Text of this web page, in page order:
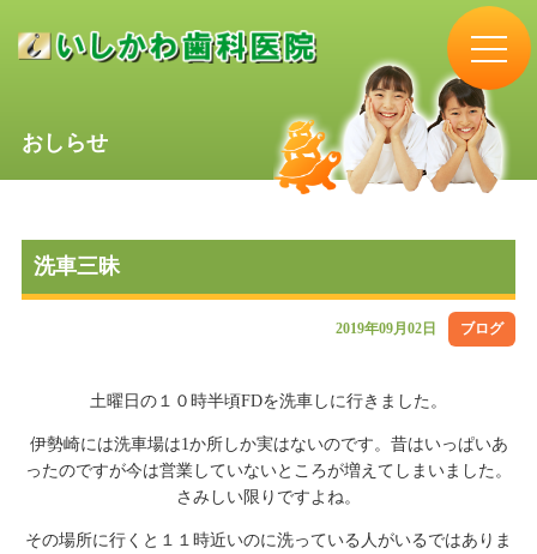
おしらせ
洗車三昧
2019年09月02日 ブログ
土曜日の１０時半頃FDを洗車しに行きました。
伊勢崎には洗車場は1か所しか実はないのです。昔はいっぱいあ
ったのですが今は営業していないところが増えてしまいました。
さみしい限りですよね。
その場所に行くと１１時近いのに洗っている人がいるではありま